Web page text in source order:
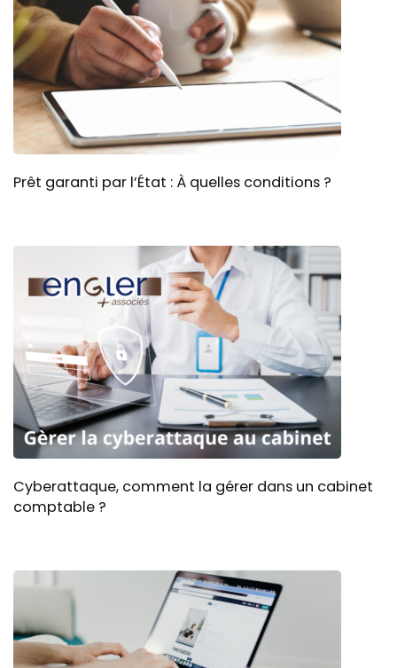
Prêt garanti par l’État : À quelles conditions ?
Cyberattaque, comment la gérer dans un cabinet
comptable ?